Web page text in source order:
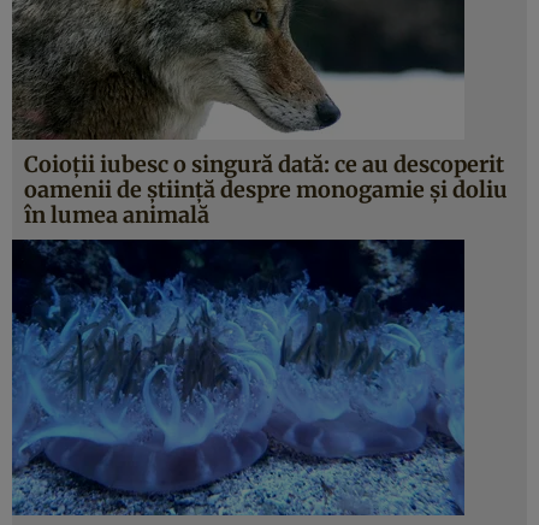
Coioții iubesc o singură dată: ce au descoperit
oamenii de știință despre monogamie și doliu
în lumea animală